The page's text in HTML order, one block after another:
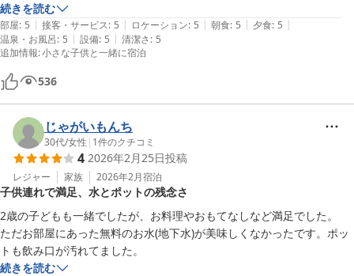
を満喫できて良かったです♪
湯加減は、少々熱めでしたが、窓を開けて露天風呂気分で入るにはちょ
うど良かったです。
ウェルカムドリンクで、水2本、レモンサワー2本、サッポロ黒ラベル2
にゆっくりお酒を飲めたのも良かったです！
食事も個室で食べられて、赤ちゃんがグズグズしても精神的に安心出来
る空間でした。
あと、使用した哺乳瓶をロビーへ持っていくとスタッフさんが消毒して
くださり、部屋まで持ってきてくれたのは大変助かりました！！
その他にも、赤ちゃん用の布団や、授乳クッション、バンボ、ハイロー
チェアなど赤ちゃんグッズ揃っていてとても良かったです。
続きを読む
部屋: 5 | 接客・サービス: 5 | ロケーション: 5 | 朝食: 5 | 夕食: 5 |
温泉・お風呂: 5 | 設備: 5 | 清潔さ: 5
追加情報:小さな子供と一緒に宿泊
536
じゃがいもんち
30代/女性 | 1件のクチコミ
4 2026年2月25日投稿
レジャー 家族 2026年2月宿泊
子供連れで満足、水とポットの残念さ
2歳の子どもも一緒でしたが、お料理やおもてなしなど満足でした。
ただお部屋にあった無料のお水(地下水)が美味しくなかったです。ポッ
トも飲み口が汚れてました。
続きを読む